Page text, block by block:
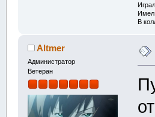
Имел
В
Altmer
Администратор
Ветеран